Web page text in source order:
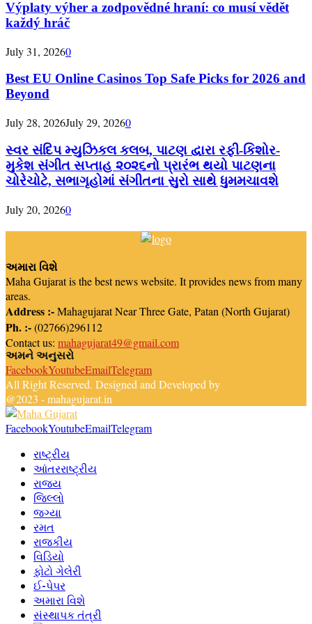
Výplaty výher a zodpovědné hraní: co musí vědět
každý hráč
July 31, 20260
Best EU Online Casinos Top Safe Picks for 2026 and
Beyond
July 28, 2026July 29, 20260
સ્વર સંદિપ મ્યુઝિકલ કલબ, પાટણ દ્વારા રફી-કિશોર-
મુકેશ સંગીત સપ્તાહ ૨૦૨૬નો પ્રારંભ થયો પાટણના
ચોરેચોટે, સભાગૃહોમાં સંગીતના સુરો સાથે ધુમમચાવશે
July 20, 20260
અમારા વિશે
Maha Gujarat is the best news website. It provides news from many
areas.
Address :-Mahagujarat Near Three Gate, Patan (North Gujarat)
Ph. :-(02766)296112
Contact us: mahagujarat49@gmail.com
અમને અનુસરો
FacebookYoutubeEmailTelegram
All Right Reserved. Designed and Developed by
@2023 - mahagujarat.in
FacebookYoutubeEmailTelegram
રાષ્ટ્રીય
આંતરરાષ્ટ્રીય
રાજ્ય
જિલ્લો
જગ્યા
રમત
રાજકીય
વિડિયો
ફોટો ગેલેરી
ઈ-પેપર
અમારા વિશે
સંસ્થાપક તંત્રી